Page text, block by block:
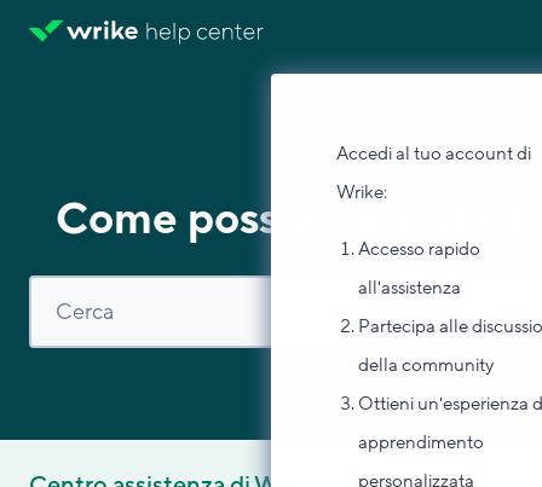
Accedi al tuo account di
Wrike:
Accesso rapido
all'assistenza
Partecipa alle
della community
Ottieni un'esperienza
apprendimento
personalizzata
Come possiamo